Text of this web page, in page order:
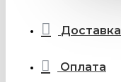
Доставка
Оплата